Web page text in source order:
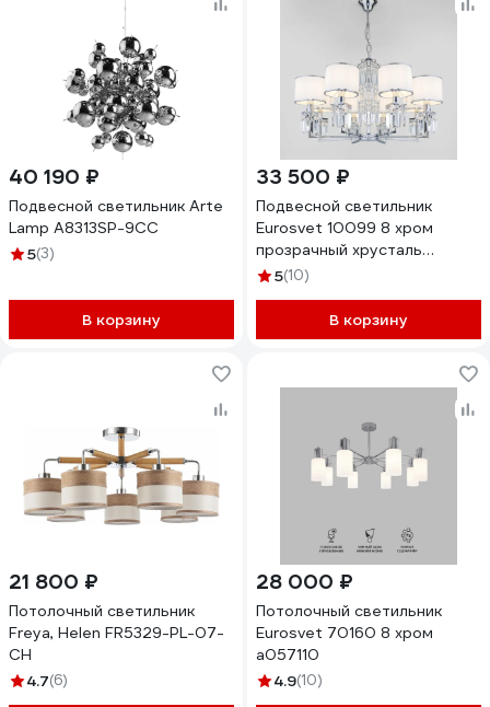
40 190 ₽
Подвесной светильник Arte
Lamp A8313SP-9CC
5(3)
В корзину
33 500 ₽
Подвесной светильник
Eurosvet 10099 8 хром
прозрачный хрусталь
Strotskis (новый абажур)
5(10)
В корзину
21 800 ₽
Потолочный светильник
Freya, Helen FR5329-PL-07-
CH
4.7(6)
28 000 ₽
Потолочный светильник
Eurosvet 70160 8 хром
a057110
4.9(10)